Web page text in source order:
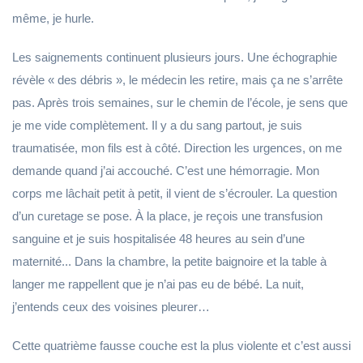
même, je hurle.
Les saignements continuent plusieurs jours. Une échographie
révèle « des débris », le médecin les retire, mais ça ne s’arrête
pas. Après trois semaines, sur le chemin de l’école, je sens que
je me vide complètement. Il y a du sang partout, je suis
traumatisée, mon fils est à côté. Direction les urgences, on me
demande quand j’ai accouché. C’est une hémorragie. Mon
corps me lâchait petit à petit, il vient de s’écrouler. La question
d’un curetage se pose. À la place, je reçois une transfusion
sanguine et je suis hospitalisée 48 heures au sein d’une
maternité... Dans la chambre, la petite baignoire et la table à
langer me rappellent que je n’ai pas eu de bébé. La nuit,
j’entends ceux des voisines pleurer…
Cette quatrième fausse couche est la plus violente et c’est aussi